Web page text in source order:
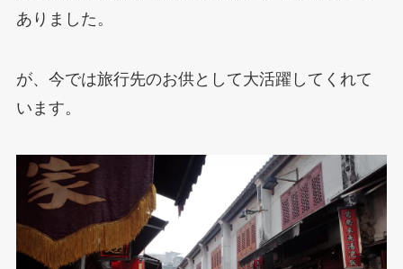
ありました。
が、今では旅行先のお供として大活躍してくれて
います。